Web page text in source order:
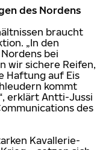
des Nordens
braucht
„In den
bei
wir sichere Reifen,
Haftung auf Eis
kommt
erklärt Antti-Jussi
des
Kavallerie-